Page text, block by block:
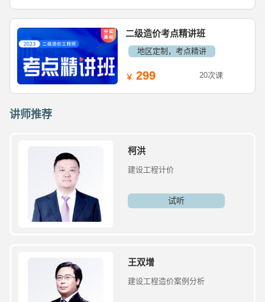
二级造价考点精讲班
地区定制，考点精讲
299 20次课
讲师推荐
柯洪
建设工程计价
试听
王双增
建设工程造价案例分析